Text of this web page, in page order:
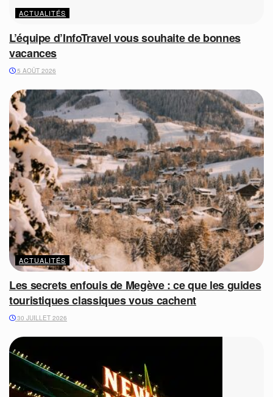
ACTUALITÉS
L’équipe d’InfoTravel vous souhaite de bonnes
vacances
5 AOÛT 2026
ACTUALITÉS
Les secrets enfouis de Megève : ce que les guides
touristiques classiques vous cachent
30 JUILLET 2026